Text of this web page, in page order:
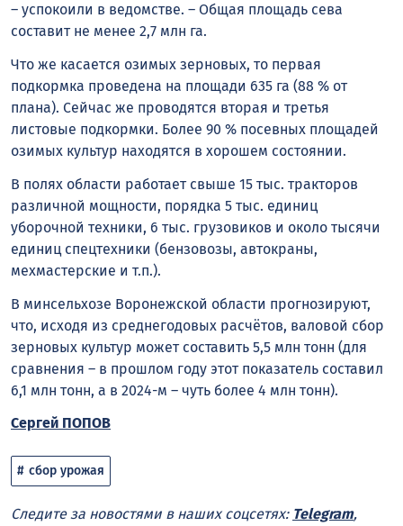
– успокоили в ведомстве. – Общая площадь сева
составит не менее 2,7 млн га.
Что же касается озимых зерновых, то первая
подкормка проведена на площади 635 га (88 % от
плана). Сейчас же проводятся вторая и третья
листовые подкормки. Более 90 % посевных площадей
озимых культур находятся в хорошем состоянии.
В полях области работает свыше 15 тыс. тракторов
различной мощности, порядка 5 тыс. единиц
уборочной техники, 6 тыс. грузовиков и около тысячи
единиц спецтехники (бензовозы, автокраны,
мехмастерские и т.п.).
В минсельхозе Воронежской области прогнозируют,
что, исходя из среднегодовых расчётов, валовой сбор
зерновых культур может составить 5,5 млн тонн (для
сравнения – в прошлом году этот показатель составил
6,1 млн тонн, а в 2024-м – чуть более 4 млн тонн).
Сергей ПОПОВ
сбор урожая
Следите за новостями в наших соцсетях: Telegram,